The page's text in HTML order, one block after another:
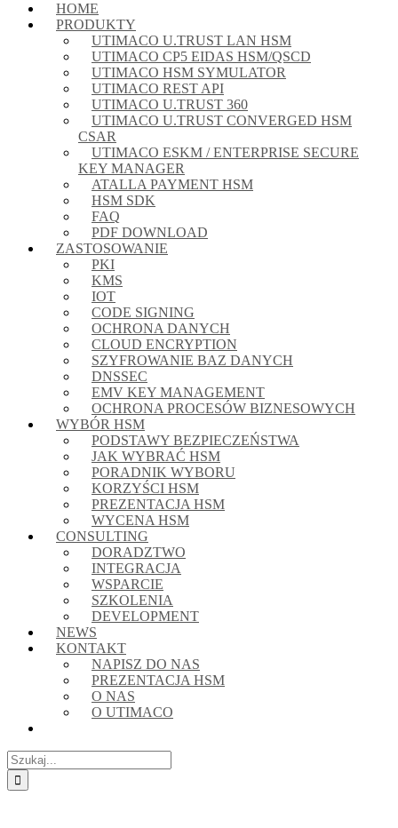
HOME
PRODUKTY
UTIMACO U.TRUST LAN HSM
UTIMACO CP5 EIDAS HSM/QSCD
UTIMACO HSM SYMULATOR
UTIMACO REST API
UTIMACO U.TRUST 360
UTIMACO U.TRUST CONVERGED HSM
CSAR
UTIMACO ESKM / ENTERPRISE SECURE
KEY MANAGER
ATALLA PAYMENT HSM
HSM SDK
FAQ
PDF DOWNLOAD
ZASTOSOWANIE
PKI
KMS
IOT
CODE SIGNING
OCHRONA DANYCH
CLOUD ENCRYPTION
SZYFROWANIE BAZ DANYCH
DNSSEC
EMV KEY MANAGEMENT
OCHRONA PROCESÓW BIZNESOWYCH
WYBÓR HSM
PODSTAWY BEZPIECZEŃSTWA
JAK WYBRAĆ HSM
PORADNIK WYBORU
KORZYŚCI HSM
PREZENTACJA HSM
WYCENA HSM
CONSULTING
DORADZTWO
INTEGRACJA
WSPARCIE
SZKOLENIA
DEVELOPMENT
NEWS
KONTAKT
NAPISZ DO NAS
PREZENTACJA HSM
O NAS
O UTIMACO
Szukaj